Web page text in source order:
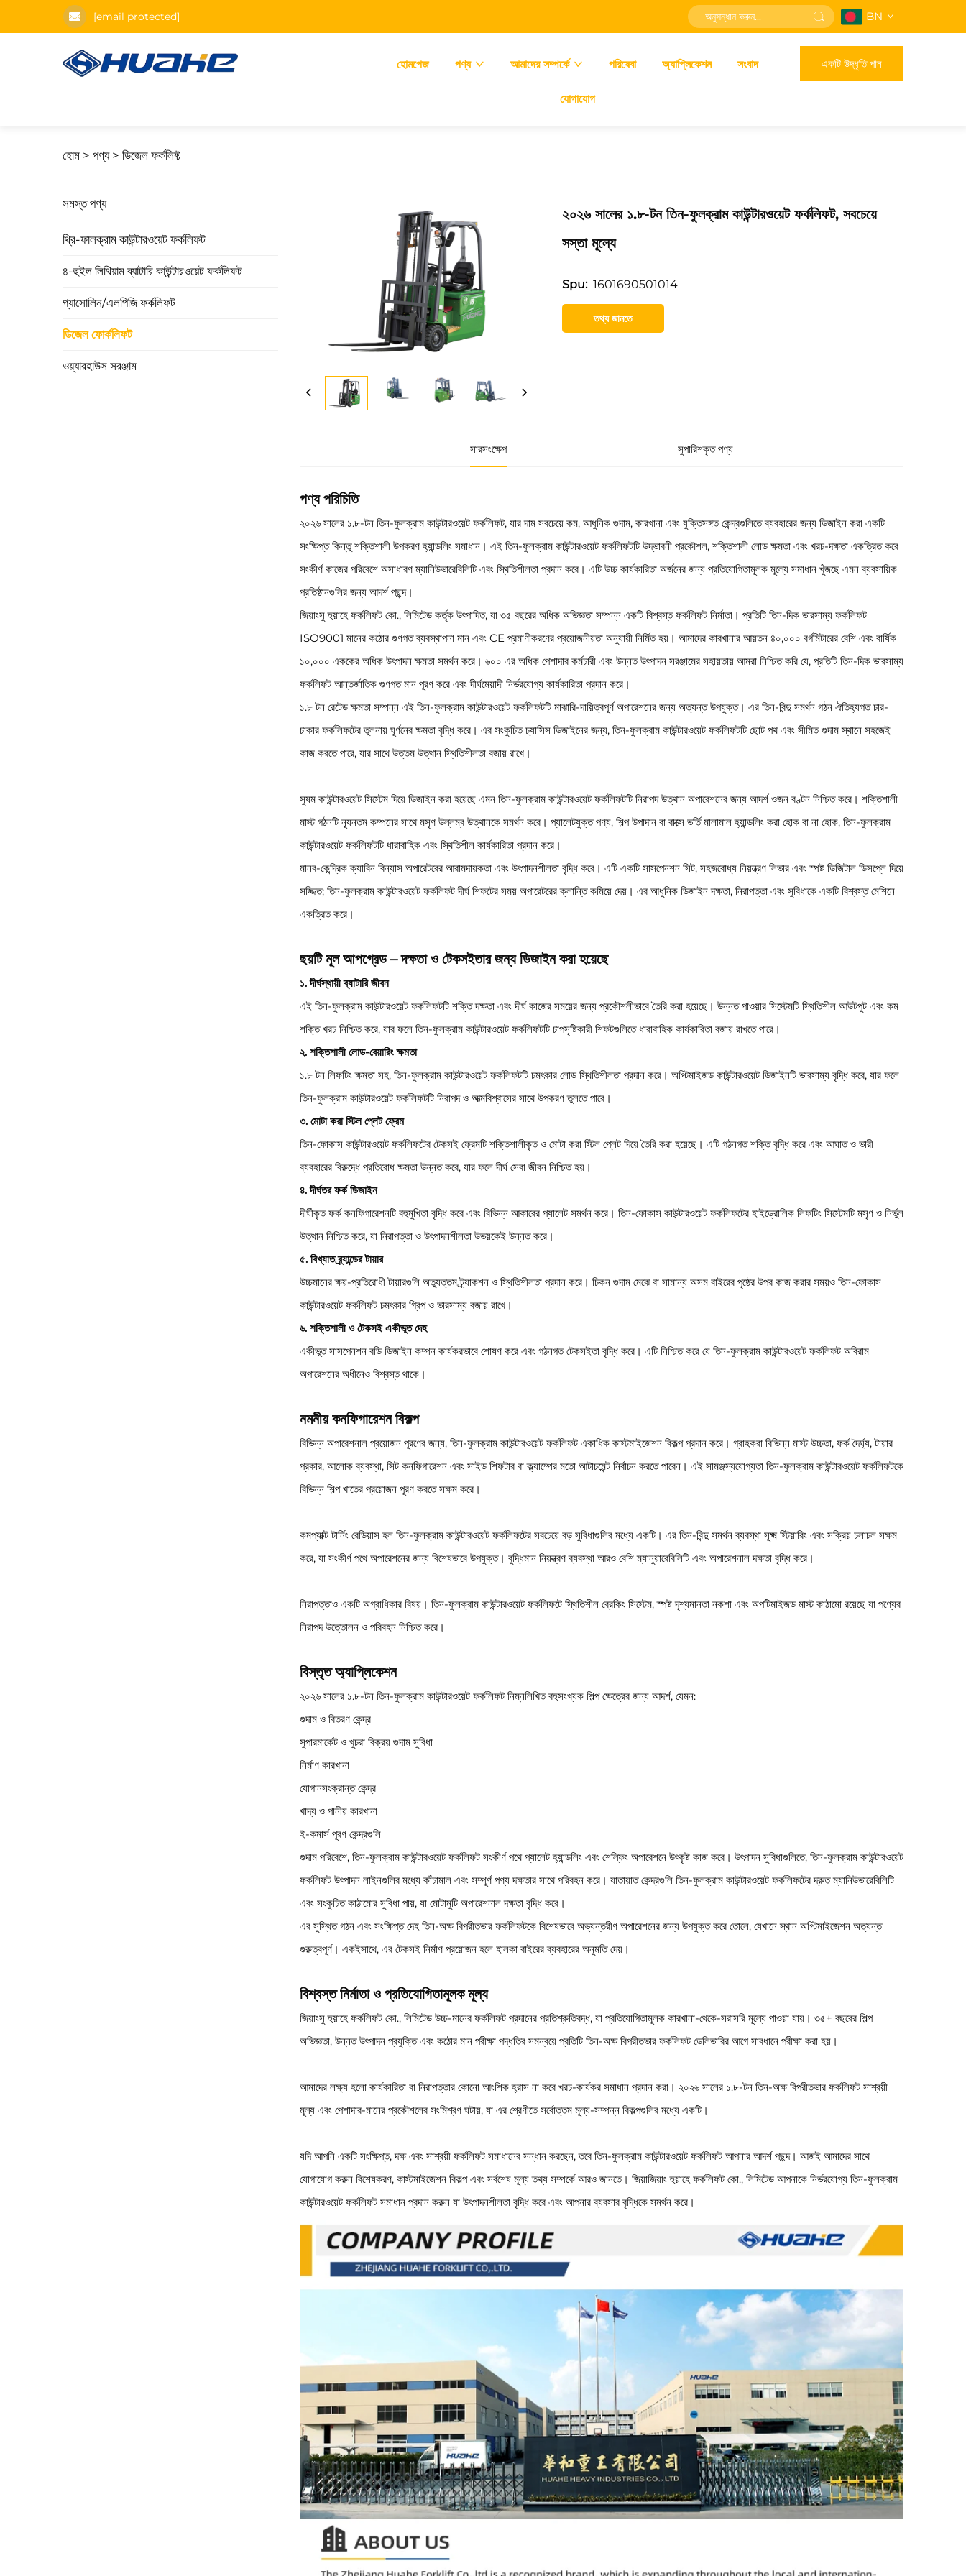
[email protected] BN
হোমপেজ পণ্য আমাদের সম্পর্কে পরিষেবা অ্যাপ্লিকেশন সংবাদ
যোগাযোগ
একটি উদ্ধৃতি পান
হোম > পণ্য> ডিজেল ফর্কলিফ্ট
সমস্ত পণ্য
থ্রি-ফালক্রাম কাউন্টারওয়েট ফর্কলিফট
৪-হুইল লিথিয়াম ব্যাটারি কাউন্টারওয়েট ফর্কলিফট
গ্যাসোলিন/এলপিজি ফর্কলিফট
ডিজেল ফোর্কলিফট
ওয়্যারহাউস সরঞ্জাম
২০২৬ সালের ১.৮-টন তিন-ফুলক্রাম কাউন্টারওয়েট ফর্কলিফট, সবচেয়ে
সস্তা মূল্যে
Spu: 1601690501014
তথ্য জানতে
সারসংক্ষেপ সুপারিশকৃত পণ্য
পণ্য পরিচিতি
২০২৬ সালের ১.৮-টন তিন-ফুলক্রাম কাউন্টারওয়েট ফর্কলিফট, যার দাম সবচেয়ে কম, আধুনিক গুদাম, কারখানা এবং যুক্তিসঙ্গত কেন্দ্রগুলিতে ব্যবহারের জন্য ডিজাইন করা একটি
সংক্ষিপ্ত কিন্তু শক্তিশালী উপকরণ হ্যান্ডলিং সমাধান। এই তিন-ফুলক্রাম কাউন্টারওয়েট ফর্কলিফটটি উদ্ভাবনী প্রকৌশল, শক্তিশালী লোড ক্ষমতা এবং খরচ-দক্ষতা একত্রিত করে
সংকীর্ণ কাজের পরিবেশে অসাধারণ ম্যানিউভারেবিলিটি এবং স্থিতিশীলতা প্রদান করে। এটি উচ্চ কার্যকারিতা অর্জনের জন্য প্রতিযোগিতামূলক মূল্যে সমাধান খুঁজছে এমন ব্যবসায়িক
প্রতিষ্ঠানগুলির জন্য আদর্শ পছন্দ।
জিয়াংসু হুয়াহে ফর্কলিফট কো., লিমিটেড কর্তৃক উৎপাদিত, যা ৩৫ বছরের অধিক অভিজ্ঞতা সম্পন্ন একটি বিশ্বস্ত ফর্কলিফট নির্মাতা। প্রতিটি তিন-দিক ভারসাম্য ফর্কলিফট
ISO9001 মানের কঠোর গুণগত ব্যবস্থাপনা মান এবং CE প্রমাণীকরণের প্রয়োজনীয়তা অনুযায়ী নির্মিত হয়। আমাদের কারখানার আয়তন ৪০,০০০ বর্গমিটারের বেশি এবং বার্ষিক
১০,০০০ এককের অধিক উৎপাদন ক্ষমতা সমর্থন করে। ৬০০ এর অধিক পেশাদার কর্মচারী এবং উন্নত উৎপাদন সরঞ্জামের সহায়তায় আমরা নিশ্চিত করি যে, প্রতিটি তিন-দিক ভারসাম্য
ফর্কলিফট আন্তর্জাতিক গুণগত মান পূরণ করে এবং দীর্ঘমেয়াদী নির্ভরযোগ্য কার্যকারিতা প্রদান করে।
১.৮ টন রেটেড ক্ষমতা সম্পন্ন এই তিন-ফুলক্রাম কাউন্টারওয়েট ফর্কলিফটটি মাঝারি-দায়িত্বপূর্ণ অপারেশনের জন্য অত্যন্ত উপযুক্ত। এর তিন-বিন্দু সমর্থন গঠন ঐতিহ্যগত চার-
চাকার ফর্কলিফটের তুলনায় ঘূর্ণনের ক্ষমতা বৃদ্ধি করে। এর সংকুচিত চ্যাসিস ডিজাইনের জন্য, তিন-ফুলক্রাম কাউন্টারওয়েট ফর্কলিফটটি ছোট পথ এবং সীমিত গুদাম স্থানে সহজেই
কাজ করতে পারে, যার সাথে উত্তম উত্থান স্থিতিশীলতা বজায় রাখে।
সুষম কাউন্টারওয়েট সিস্টেম দিয়ে ডিজাইন করা হয়েছে এমন তিন-ফুলক্রাম কাউন্টারওয়েট ফর্কলিফটটি নিরাপদ উত্থান অপারেশনের জন্য আদর্শ ওজন বণ্টন নিশ্চিত করে। শক্তিশালী
মাস্ট গঠনটি ন্যূনতম কম্পনের সাথে মসৃণ উল্লম্ব উত্থানকে সমর্থন করে। প্যালেটযুক্ত পণ্য, শিল্প উপাদান বা বাক্সে ভর্তি মালামাল হ্যান্ডলিং করা হোক বা না হোক, তিন-ফুলক্রাম
কাউন্টারওয়েট ফর্কলিফটটি ধারাবাহিক এবং স্থিতিশীল কার্যকারিতা প্রদান করে।
মানব-কেন্দ্রিক ক্যাবিন বিন্যাস অপারেটরের আরামদায়কতা এবং উৎপাদনশীলতা বৃদ্ধি করে। এটি একটি সাসপেনশন সিট, সহজবোধ্য নিয়ন্ত্রণ লিভার এবং স্পষ্ট ডিজিটাল ডিসপ্লে দিয়ে
সজ্জিত; তিন-ফুলক্রাম কাউন্টারওয়েট ফর্কলিফট দীর্ঘ শিফটের সময় অপারেটরের ক্লান্তি কমিয়ে দেয়। এর আধুনিক ডিজাইন দক্ষতা, নিরাপত্তা এবং সুবিধাকে একটি বিশ্বস্ত মেশিনে
একত্রিত করে।
ছয়টি মূল আপগ্রেড – দক্ষতা ও টেকসইতার জন্য ডিজাইন করা হয়েছে
১. দীর্ঘস্থায়ী ব্যাটারি জীবন
এই তিন-ফুলক্রাম কাউন্টারওয়েট ফর্কলিফটটি শক্তি দক্ষতা এবং দীর্ঘ কাজের সময়ের জন্য প্রকৌশলীভাবে তৈরি করা হয়েছে। উন্নত পাওয়ার সিস্টেমটি স্থিতিশীল আউটপুট এবং কম
শক্তি খরচ নিশ্চিত করে, যার ফলে তিন-ফুলক্রাম কাউন্টারওয়েট ফর্কলিফটটি চাপসৃষ্টিকারী শিফটগুলিতে ধারাবাহিক কার্যকারিতা বজায় রাখতে পারে।
২. শক্তিশালী লোড-বেয়ারিং ক্ষমতা
১.৮ টন লিফটিং ক্ষমতা সহ, তিন-ফুলক্রাম কাউন্টারওয়েট ফর্কলিফটটি চমৎকার লোড স্থিতিশীলতা প্রদান করে। অপ্টিমাইজড কাউন্টারওয়েট ডিজাইনটি ভারসাম্য বৃদ্ধি করে, যার ফলে
তিন-ফুলক্রাম কাউন্টারওয়েট ফর্কলিফটটি নিরাপদ ও আত্মবিশ্বাসের সাথে উপকরণ তুলতে পারে।
৩. মোটা করা স্টিল প্লেট ফ্রেম
তিন-ফোকাস কাউন্টারওয়েট ফর্কলিফটের টেকসই ফ্রেমটি শক্তিশালীকৃত ও মোটা করা স্টিল প্লেট দিয়ে তৈরি করা হয়েছে। এটি গঠনগত শক্তি বৃদ্ধি করে এবং আঘাত ও ভারী
ব্যবহারের বিরুদ্ধে প্রতিরোধ ক্ষমতা উন্নত করে, যার ফলে দীর্ঘ সেবা জীবন নিশ্চিত হয়।
৪. দীর্ঘতর ফর্ক ডিজাইন
দীর্ঘীকৃত ফর্ক কনফিগারেশনটি বহুমুখিতা বৃদ্ধি করে এবং বিভিন্ন আকারের প্যালেট সমর্থন করে। তিন-ফোকাস কাউন্টারওয়েট ফর্কলিফটের হাইড্রোলিক লিফটিং সিস্টেমটি মসৃণ ও নির্ভুল
উত্থান নিশ্চিত করে, যা নিরাপত্তা ও উৎপাদনশীলতা উভয়কেই উন্নত করে।
৫. বিখ্যাত ব্র্যান্ডের টায়ার
উচ্চমানের ক্ষয়-প্রতিরোধী টায়ারগুলি অত্যুত্তম ট্র্যাকশন ও স্থিতিশীলতা প্রদান করে। চিকন গুদাম মেঝে বা সামান্য অসম বাইরের পৃষ্ঠের উপর কাজ করার সময়ও তিন-ফোকাস
কাউন্টারওয়েট ফর্কলিফট চমৎকার গ্রিপ ও ভারসাম্য বজায় রাখে।
৬. শক্তিশালী ও টেকসই একীভূত দেহ
একীভূত সাসপেনশন বডি ডিজাইন কম্পন কার্যকরভাবে শোষণ করে এবং গঠনগত টেকসইতা বৃদ্ধি করে। এটি নিশ্চিত করে যে তিন-ফুলক্রাম কাউন্টারওয়েট ফর্কলিফট অবিরাম
অপারেশনের অধীনেও বিশ্বস্ত থাকে।
নমনীয় কনফিগারেশন বিকল্প
বিভিন্ন অপারেশনাল প্রয়োজন পূরণের জন্য, তিন-ফুলক্রাম কাউন্টারওয়েট ফর্কলিফট একাধিক কাস্টমাইজেশন বিকল্প প্রদান করে। গ্রাহকরা বিভিন্ন মাস্ট উচ্চতা, ফর্ক দৈর্ঘ্য, টায়ার
প্রকার, আলোক ব্যবস্থা, সিট কনফিগারেশন এবং সাইড শিফটার বা ক্ল্যাম্পের মতো আটাচমেন্ট নির্বাচন করতে পারেন। এই সামঞ্জস্যযোগ্যতা তিন-ফুলক্রাম কাউন্টারওয়েট ফর্কলিফটকে
বিভিন্ন শিল্প খাতের প্রয়োজন পূরণ করতে সক্ষম করে।
কমপ্যাক্ট টার্নিং রেডিয়াস হল তিন-ফুলক্রাম কাউন্টারওয়েট ফর্কলিফটের সবচেয়ে বড় সুবিধাগুলির মধ্যে একটি। এর তিন-বিন্দু সমর্থন ব্যবস্থা সূক্ষ্ম স্টিয়ারিং এবং সক্রিয় চলাচল সক্ষম
করে, যা সংকীর্ণ পথে অপারেশনের জন্য বিশেষভাবে উপযুক্ত। বুদ্ধিমান নিয়ন্ত্রণ ব্যবস্থা আরও বেশি ম্যানুয়ারেবিলিটি এবং অপারেশনাল দক্ষতা বৃদ্ধি করে।
নিরাপত্তাও একটি অগ্রাধিকার বিষয়। তিন-ফুলক্রাম কাউন্টারওয়েট ফর্কলিফটে স্থিতিশীল ব্রেকিং সিস্টেম, স্পষ্ট দৃশ্যমানতা নকশা এবং অপটিমাইজড মাস্ট কাঠামো রয়েছে যা পণ্যের
নিরাপদ উত্তোলন ও পরিবহন নিশ্চিত করে।
বিস্তৃত অ্যাপ্লিকেশন
২০২৬ সালের ১.৮-টন তিন-ফুলক্রাম কাউন্টারওয়েট ফর্কলিফট নিম্নলিখিত বহুসংখ্যক শিল্প ক্ষেত্রের জন্য আদর্শ, যেমন:
গুদাম ও বিতরণ কেন্দ্র
সুপারমার্কেট ও খুচরা বিক্রয় গুদাম সুবিধা
নির্মাণ কারখানা
যোগানসংক্রান্ত কেন্দ্র
খাদ্য ও পানীয় কারখানা
ই-কমার্স পূরণ কেন্দ্রগুলি
গুদাম পরিবেশে, তিন-ফুলক্রাম কাউন্টারওয়েট ফর্কলিফট সংকীর্ণ পথে প্যালেট হ্যান্ডলিং এবং শেল্ফিং অপারেশনে উৎকৃষ্ট কাজ করে। উৎপাদন সুবিধাগুলিতে, তিন-ফুলক্রাম কাউন্টারওয়েট
ফর্কলিফট উৎপাদন লাইনগুলির মধ্যে কাঁচামাল এবং সম্পূর্ণ পণ্য দক্ষতার সাথে পরিবহন করে। যাতায়াত কেন্দ্রগুলি তিন-ফুলক্রাম কাউন্টারওয়েট ফর্কলিফটের দ্রুত ম্যানিউভারেবিলিটি
এবং সংকুচিত কাঠামোর সুবিধা পায়, যা মোটামুটি অপারেশনাল দক্ষতা বৃদ্ধি করে।
এর সুস্থিত গঠন এবং সংক্ষিপ্ত দেহ তিন-অক্ষ বিপরীতভার ফর্কলিফটকে বিশেষভাবে অভ্যন্তরীণ অপারেশনের জন্য উপযুক্ত করে তোলে, যেখানে স্থান অপ্টিমাইজেশন অত্যন্ত
গুরুত্বপূর্ণ। একইসাথে, এর টেকসই নির্মাণ প্রয়োজন হলে হালকা বাইরের ব্যবহারের অনুমতি দেয়।
বিশ্বস্ত নির্মাতা ও প্রতিযোগিতামূলক মূল্য
জিয়াংসু হুয়াহে ফর্কলিফট কো., লিমিটেড উচ্চ-মানের ফর্কলিফট প্রদানের প্রতিশ্রুতিবদ্ধ, যা প্রতিযোগিতামূলক কারখানা-থেকে-সরাসরি মূল্যে পাওয়া যায়। ৩৫+ বছরের শিল্প
অভিজ্ঞতা, উন্নত উৎপাদন প্রযুক্তি এবং কঠোর মান পরীক্ষা পদ্ধতির সমন্বয়ে প্রতিটি তিন-অক্ষ বিপরীতভার ফর্কলিফট ডেলিভারির আগে সাবধানে পরীক্ষা করা হয়।
আমাদের লক্ষ্য হলো কার্যকারিতা বা নিরাপত্তার কোনো আংশিক হ্রাস না করে খরচ-কার্যকর সমাধান প্রদান করা। ২০২৬ সালের ১.৮-টন তিন-অক্ষ বিপরীতভার ফর্কলিফট সাশ্রয়ী
মূল্য এবং পেশাদার-মানের প্রকৌশলের সংমিশ্রণ ঘটায়, যা এর শ্রেণীতে সর্বোত্তম মূল্য-সম্পন্ন বিকল্পগুলির মধ্যে একটি।
যদি আপনি একটি সংক্ষিপ্ত, দক্ষ এবং সাশ্রয়ী ফর্কলিফট সমাধানের সন্ধান করছেন, তবে তিন-ফুলক্রাম কাউন্টারওয়েট ফর্কলিফট আপনার আদর্শ পছন্দ। আজই আমাদের সাথে
যোগাযোগ করুন বিশেষকরণ, কাস্টমাইজেশন বিকল্প এবং সর্বশেষ মূল্য তথ্য সম্পর্কে আরও জানতে। জিয়াজিয়াং হুয়াহে ফর্কলিফট কো., লিমিটেড আপনাকে নির্ভরযোগ্য তিন-ফুলক্রাম
কাউন্টারওয়েট ফর্কলিফট সমাধান প্রদান করুন যা উৎপাদনশীলতা বৃদ্ধি করে এবং আপনার ব্যবসার বৃদ্ধিকে সমর্থন করে।